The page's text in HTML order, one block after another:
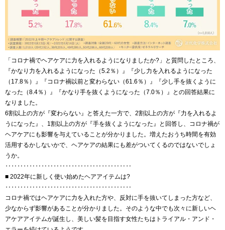
「コロナ禍でヘアケアに力を入れるようになりましたか?」と質問したところ、
『かなり力を入れるようになった（5.2％）』『少し力を入れるようになった
（17.8％）』『コロナ禍以前と変わらない（61.6％）』『少し手を抜くように
なった（8.4％）』『かなり手を抜くようになった（7.0％）』との回答結果に
なりました。
6割以上の方が『変わらない』と答えた一方で、2割以上の方が『力を入れるよ
うになった』、1割以上の方が『手を抜くようになった』と回答し、コロナ禍が
ヘアケアにも影響を与えていることが分かりました。増えたおうち時間を有効
活用するかしないかで、ヘアケアの結果にも差がついてくるのではないでしょ
うか。
‥‥‥‥‥‥‥‥‥‥‥‥‥‥‥‥‥‥‥‥‥
■ 2022年に新しく使い始めたヘアアイテムは?
‥‥‥‥‥‥‥‥‥‥‥‥‥‥‥‥‥‥‥‥‥
コロナ禍ではヘアケアに力を入れた方や、反対に手を抜いてしまった方など、
少なからず影響があることが分かりました。そのような中でも次々に新しいヘ
アケアアイテムが誕生し、美しい髪を目指す女性たちはトライアル・アンド・